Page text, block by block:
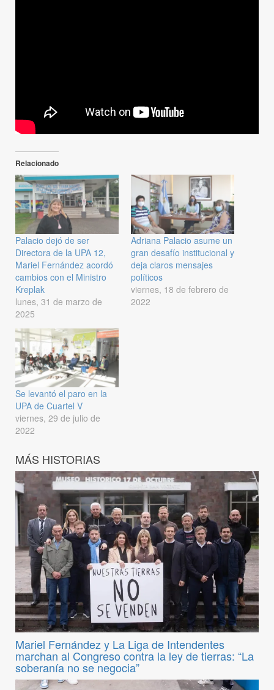
Relacionado
Palacio dejó de ser
Directora de la UPA 12,
Mariel Fernández acordó
cambios con el Ministro
Kreplak
lunes, 31 de marzo de
2025
Adriana Palacio asume un
gran desafío institucional y
deja claros mensajes
políticos
viernes, 18 de febrero de
2022
Se levantó el paro en la
UPA de Cuartel V
viernes, 29 de julio de
2022
MÁS HISTORIAS
Mariel Fernández y La Liga de Intendentes
marchan al Congreso contra la ley de tierras: “La
soberanía no se negocia”